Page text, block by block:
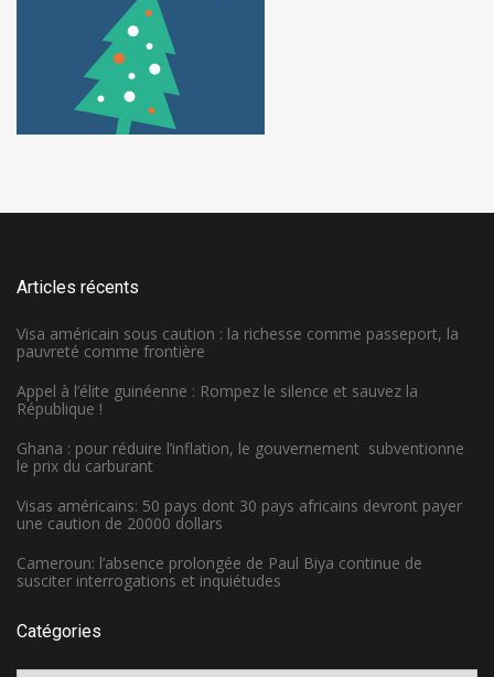
Articles récents
Visa américain sous caution : la richesse comme passeport, la
pauvreté comme frontière
Appel à l’élite guinéenne : Rompez le silence et sauvez la
République !
Ghana : pour réduire l’inflation, le gouvernement subventionne
le prix du carburant
Visas américains: 50 pays dont 30 pays africains devront payer
une caution de 20000 dollars
Cameroun: l’absence prolongée de Paul Biya continue de
susciter interrogations et inquiétudes
Catégories